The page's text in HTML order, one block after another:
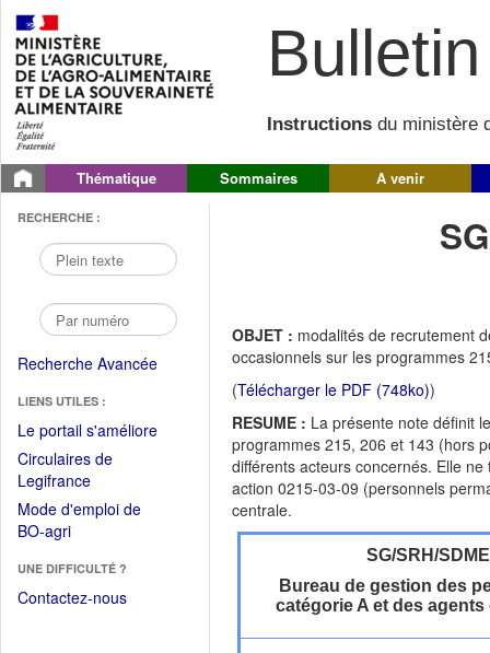
Instructions du ministère
Thématique Sommaires A venir
RECHERCHE :
Recherche Avancée
LIENS UTILES :
Le portail s'améliore(Fichier
Circulaires de
Legifrance(Ouvrir
dans
une
fenêtre)
Mode d'emploi de
BO-agri(Ouvrir
une
nouvelle
UNE DIFFICULTÉ ?
Contactez-nous
OBJET : modalités de recrutement
occasionnels sur les programmes
(Télécharger le PDF (748ko))
RESUME : La présente note définit
programmes 215, 206 et 143 (hors
différents acteurs concernés. Elle
action 0215-03-09 (personnels
centrale.
SG/SRH/
Bureau de gestion des
catégorie A et des